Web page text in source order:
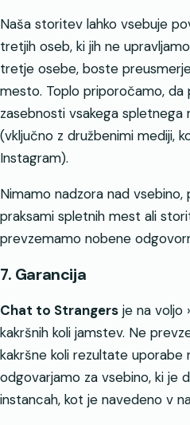
Naša storitev lahko vsebuje
tretjih oseb, ki jih ne
tretje osebe, boste
mesto. Toplo priporočamo, da
zasebnosti vsakega
(vključno z družbenimi mediji,
Instagram).
Nimamo nadzora nad vsebino,
praksami spletnih mest ali
prevzemamo nobene
7. Garancija
Chat to Strangers je na voljo
kakršnih koli jamstev. Ne
kakršne koli rezultate uporabe
odgovarjamo za vsebino, ki je
instancah, kot je navedeno v